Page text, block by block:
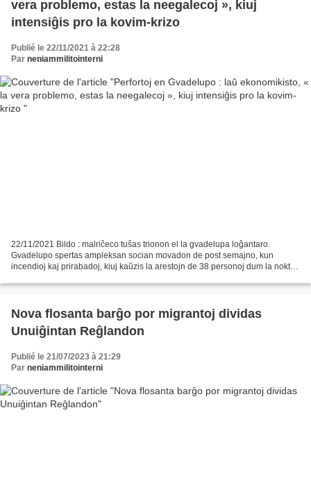
vera problemo, estas la neegalecoj », kiuj
intensiĝis pro la kovim-krizo
Publié le 22/11/2021 à 22:28
Par neniammilitointerni
22/11/2021 Bildo : malriĉeco tuŝas trionon el la gvadelupa loĝantaro.
Gvadelupo spertas ampleksan socian movadon de post semajno, kun
incendioj kaj prirabadoj, kiuj kaŭzis la arestojn de 38 personoj dum la nokto
Nova flosanta barĝo por migrantoj dividas
Unuiĝintan Reĝlandon
Publié le 21/07/2023 à 21:29
Par neniammilitointerni